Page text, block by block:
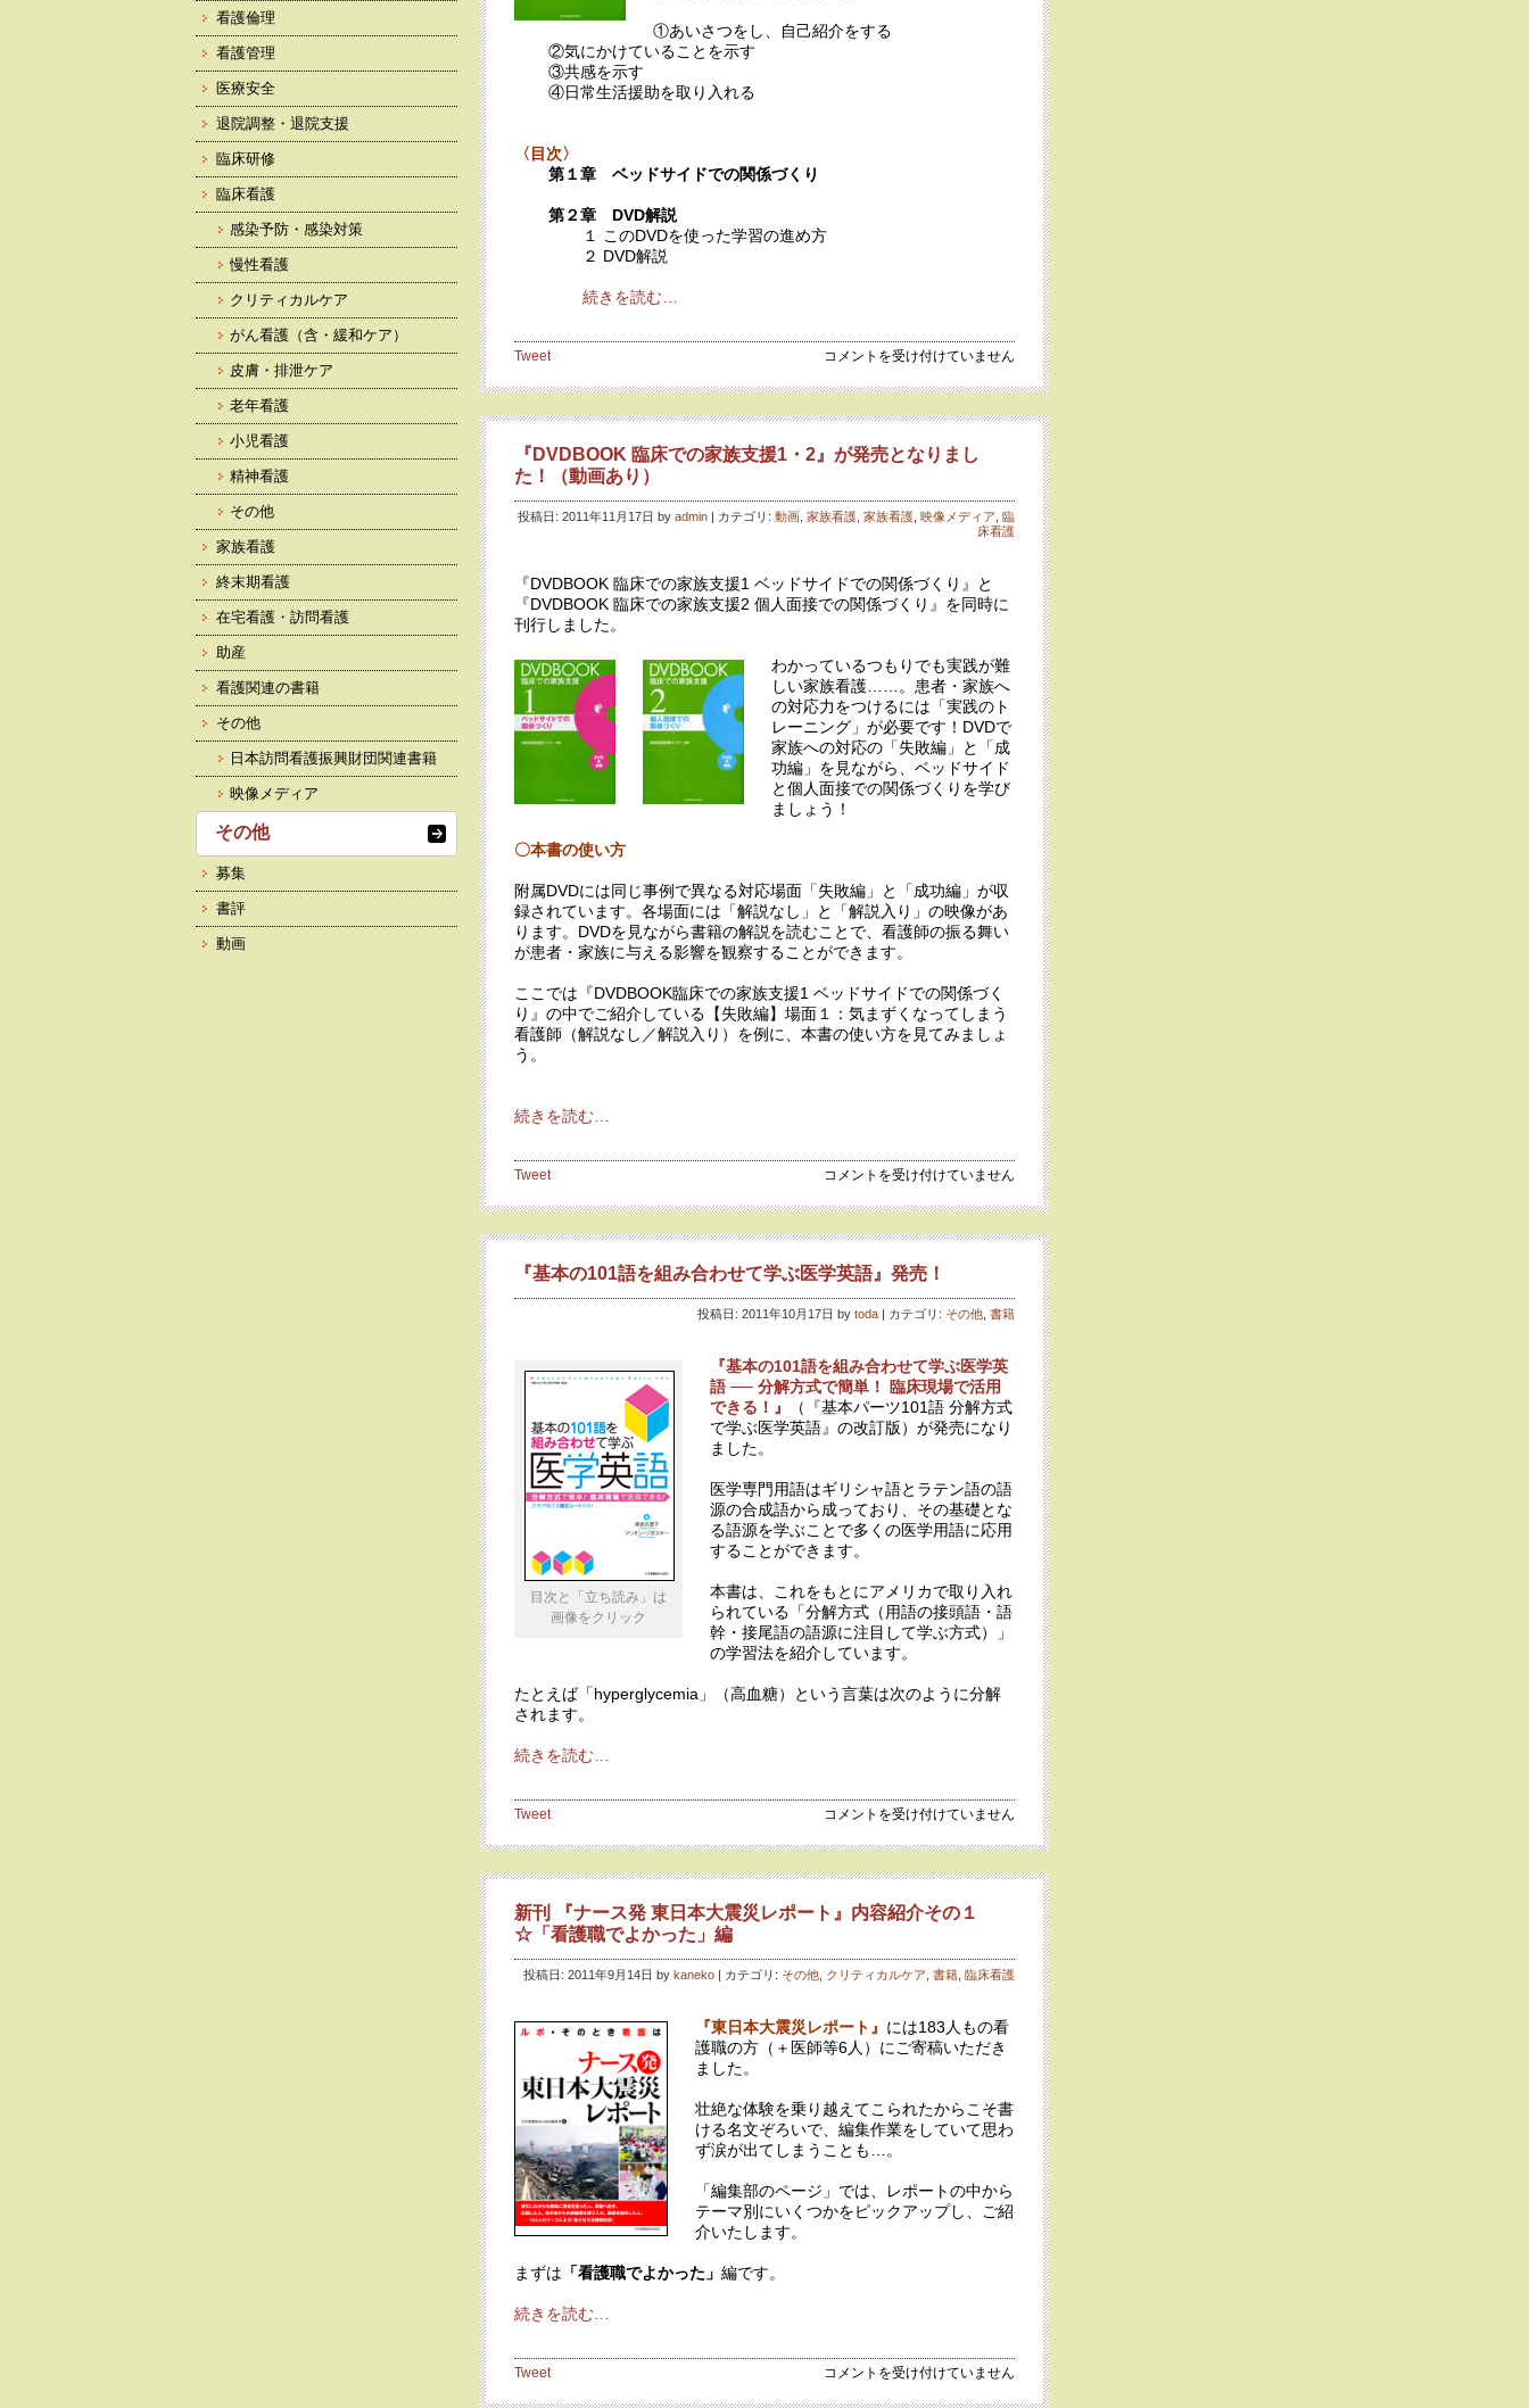
の
に
①あいさつをし、自己紹介をする
②気にかけていることを示す
③共感を示す
④日常生活援助を取り入れる
〈目次〉
第１章 ベッドサイドでの関係づくり
第２章 DVD解説
１ このDVDを使った学習の進め方
２ DVD解説
続きを読む…
Tweet
『DVDBOOK
床
で
家
支
援
書
籍
は
コメントを受け付けていません
『DVDBOOK 臨床での家族支援1・2』が発売となりまし
た！（動画あり）
投稿日: 2011年11月17日 by admin | カテゴリ: 動画 家族看護 家族看護 映像メディア 臨
床看護
『DVDBOOK 臨床での家族支援1 ベッドサイドでの関係づくり』と
『DVDBOOK 臨床での家族支援2 個人面接での関係づくり』を同時に
刊行しました。
わかっているつもりでも実践が難
しい家族看護……。患者・家族へ
の対応力をつけるには「実践のト
レーニング」が必要です！DVDで
家族への対応の「失敗編」と「成
功編」を見ながら、ベッドサイド
と個人面接での関係づくりを学び
ましょう！
〇本書の使い方
附属DVDには同じ事例で異なる対応場面「失敗編」と「成功編」が収
録されています。各場面には「解説なし」と「解説入り」の映像があ
ります。DVDを見ながら書籍の解説を読むことで、看護師の振る舞い
が患者・家族に与える影響を観察することができます。
ここでは『DVDBOOK臨床での家族支援1 ベッドサイドでの関係づく
り』の中でご紹介している【失敗編】場面１：気まずくなってしまう
看護師（解説なし／解説入り）を例に、本書の使い方を見てみましょ
う。
続きを読む…
Tweet
『DVDBOOK
床
で
家
族
支
1・
2』
が
発
売
な
り
ま
し
た！
（動
画
あ
り）
は
コメントを受け付けていません
『基本の101語を組み合わせて学ぶ医学英語』発売！
投稿日: 2011年10月17日 by toda | カテゴリ: その他 書籍
目次と「立ち読み」は
画像をクリック
『基本の101語を組み合わせて学ぶ医学英
語 ── 分解方式で簡単！ 臨床現場で活用
できる！』
（『基本パーツ101語 分解方式
で学ぶ医学英語』の改訂版）が発売になり
ました。
医学専門用語はギリシャ語とラテン語の語
源の合成語から成っており、その基礎とな
る語源を学ぶことで多くの医学用語に応用
することができます。
本書は、これをもとにアメリカで取り入れ
られている「分解方式（用語の接頭語・語
幹・接尾語の語源に注目して学ぶ方式）」
の学習法を紹介しています。
たとえば「hyperglycemia」（高血糖）という言葉は次のように分解
されます。
続きを読む…
Tweet
『基
の
101
を
み
合
せ
て
学
医
学
英
語』
売！
は
コメントを受け付けていません
新刊 『ナース発 東日本大震災レポート』内容紹介その１
☆「看護職でよかった」編
投稿日: 2011年9月14日 by kaneko | カテゴリ: その他 クリティカルケア 書籍 臨床看護
『東日本大震災レポート』 には183人もの看
護職の方（＋医師等6人）にご寄稿いただき
ました。
壮絶な体験を乗り越えてこられたからこそ書
ける名文ぞろいで、編集作業をしていて思わ
ず涙が出てしまうことも…。
「編集部のページ」では、レポートの中から
テーマ別にいくつかをピックアップし、ご紹
介いたします。
まずは 「看護職でよかった」 編です。
続きを読む…
Tweet
新
コメントを受け付けていません
看護倫理
看護管理
医療安全
退院調整・退院支援
臨床研修
臨床看護
感染予防・感染対策
慢性看護
クリティカルケア
がん看護（含・緩和ケア）
皮膚・排泄ケア
老年看護
小児看護
精神看護
その他
家族看護
終末期看護
在宅看護・訪問看護
助産
看護関連の書籍
その他
日本訪問看護振興財団関連書籍
映像メディア
その他
募集
書評
動画